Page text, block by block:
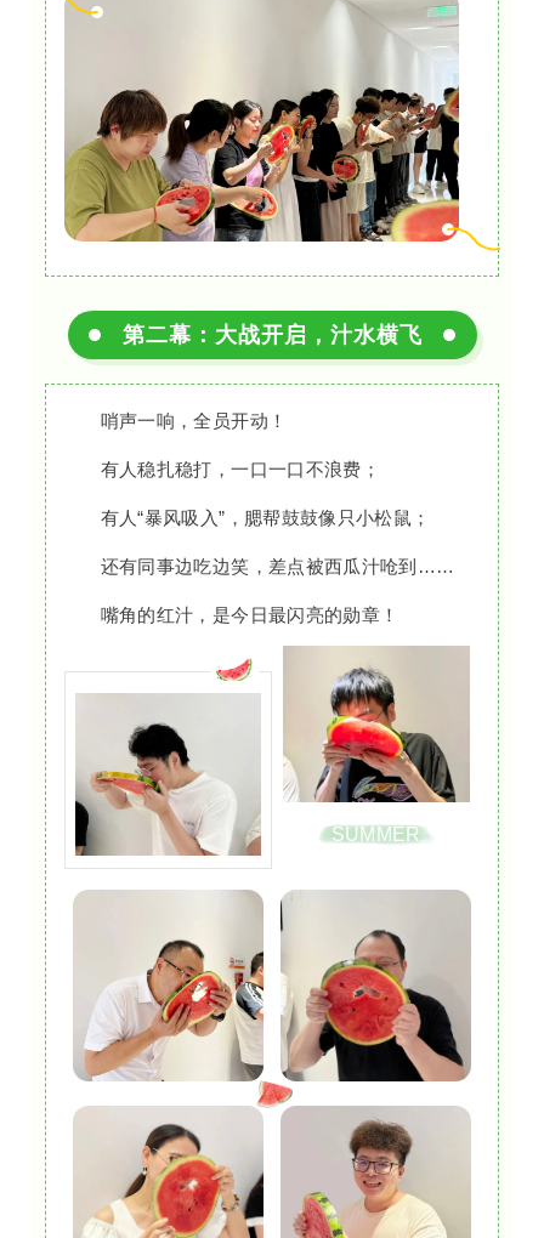
第二幕：大战开启，汁水横飞
哨声一响，全员开动！
有人稳扎稳打，一口一口不浪费；
有人“暴风吸入”，腮帮鼓鼓像只小松鼠；
还有同事边吃边笑，差点被西瓜汁呛到……
嘴角的红汁，是今日最闪亮的勋章！
SUMMER